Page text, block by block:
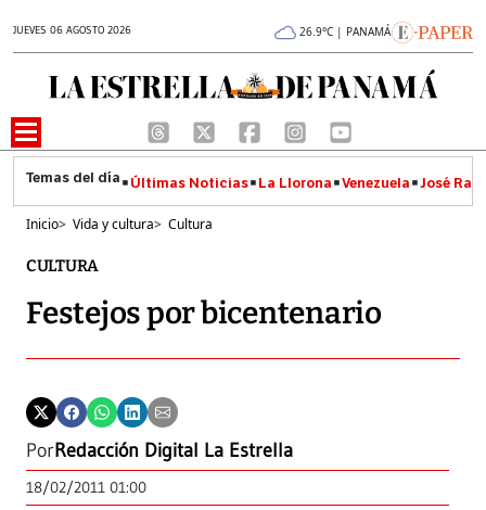
JUEVES 06 AGOSTO 2026 26.9°C | PANAMÁ
Últimas Noticias La Llorona Venezuela José
Inicio> Vida y cultura> Cultura
CULTURA
Festejos por bicentenario
PorRedacción Digital La Estrella
18/02/2011 01:00